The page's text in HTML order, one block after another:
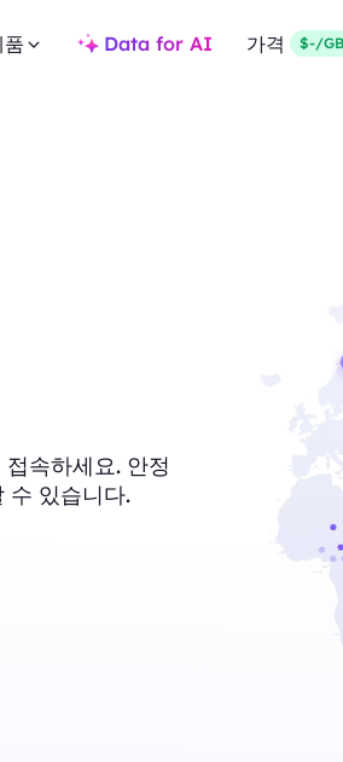
품 Data for AI 가격 $-/GB
속하세요. 안정
수 있습니다.